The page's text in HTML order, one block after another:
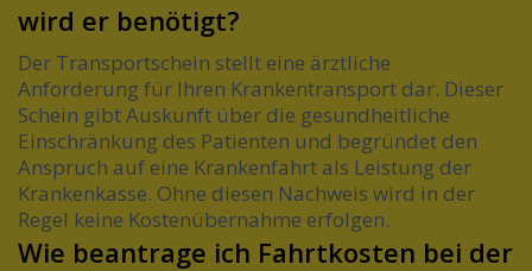
wird er benötigt?
Der Transportschein stellt eine ärztliche
Anforderung für Ihren Krankentransport dar. Dieser
Schein gibt Auskunft über die gesundheitliche
Einschränkung des Patienten und begründet den
Anspruch auf eine Krankenfahrt als Leistung der
Krankenkasse. Ohne diesen Nachweis wird in der
Regel keine Kostenübernahme erfolgen.
Wie beantrage ich Fahrtkosten bei der